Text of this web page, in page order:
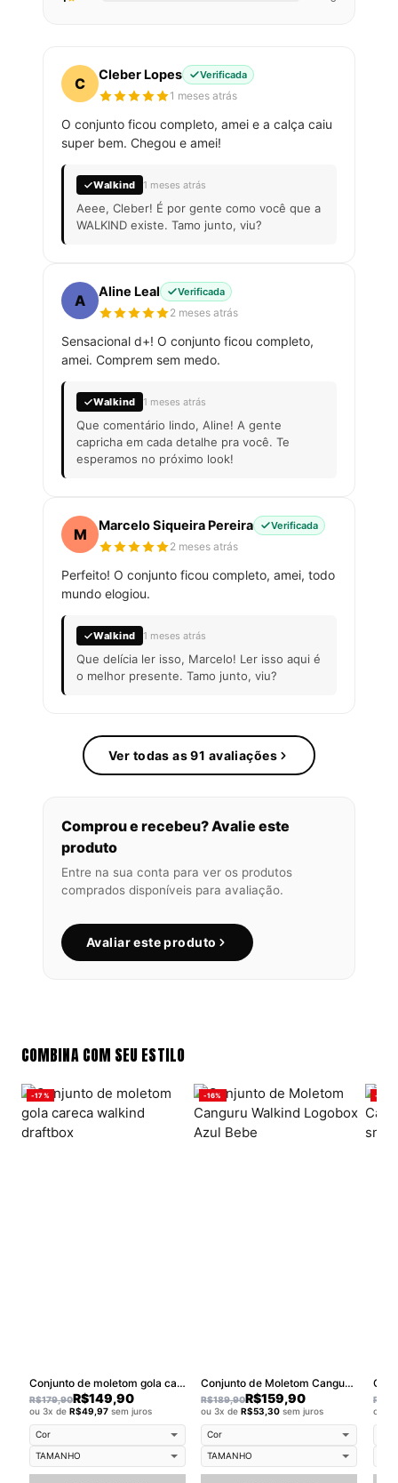
C
Cleber Lopes Verificada
1 meses atrás
O conjunto ficou completo, amei e a calça caiu
super bem. Chegou e amei!
Walkind 1 meses atrás
Aeee, Cleber! É por gente como você que a
WALKIND existe. Tamo junto, viu?
A
Aline Leal Verificada
2 meses atrás
Sensacional d+! O conjunto ficou completo,
amei. Comprem sem medo.
Walkind 1 meses atrás
Que comentário lindo, Aline! A gente
capricha em cada detalhe pra você. Te
esperamos no próximo look!
M
Marcelo Siqueira Pereira Verificada
2 meses atrás
Perfeito! O conjunto ficou completo, amei, todo
mundo elogiou.
Walkind 1 meses atrás
Que delícia ler isso, Marcelo! Ler isso aqui é
o melhor presente. Tamo junto, viu?
Ver todas as 91 avaliações
Comprou e recebeu? Avalie este
produto
Entre na sua conta para ver os produtos
comprados disponíveis para avaliação.
Avaliar este produto
COMBINA COM SEU ESTILO
-17%
Conjunto de moletom gola careca walkind draftbox
R$179,90R$149,90
ou 3x de R$49,97sem juros
-16%
Conjunto de Moletom Canguru Walkind Logobox Azul Bebe
R$189,90R$159,90
ou 3x deR$53,30 sem juros
-16%
R$
ou